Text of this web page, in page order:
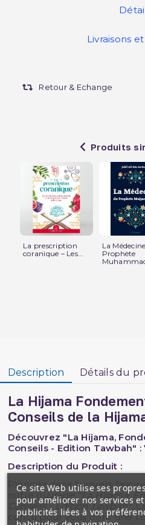
Livraisons
Retour & Echange
Produits
La prescription
coranique – Les...
La
Prophète
Description Détails du
La Hijama
Conseils de la
Découvrez "La Hijama,
Conseils - Edition Tawbah"
Description du Produit :
Plongez dans l'univers
notre ouvrage
"La Hijama,
Conseils - Edition Tawbah".
conçu pour vous offrir une
Ce site Web utilise ses
pour améliorer nos services
publicités liées à vos